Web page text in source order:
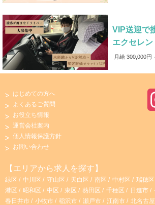
VIP送迎で
エクセレン
月給 300,000円
はじめての方へ
よくあるご質問
お役立ち情報
運営会社案内
個人情報保護方針
お問い合わせ
【エリアから求人を探す】
緑区 中川区 守山区 天白区 南区 中村区 瑞穂区
港区
昭和区 中区 東区 熱田区 千種区 日進市
春日井市
小牧市 稲沢市 瀬戸市 江南市 北名古